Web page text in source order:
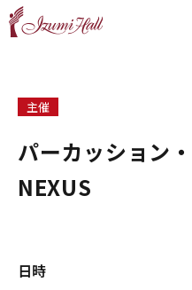
主催
パーカッション
NEXUS
日時